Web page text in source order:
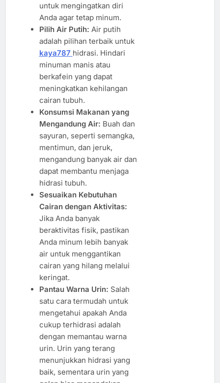
untuk mengingatkan diri
Anda agar tetap minum.
Pilih Air Putih: Air putih
adalah pilihan terbaik untuk
kaya787 hidrasi. Hindari
minuman manis atau
berkafein yang dapat
meningkatkan kehilangan
cairan tubuh.
Konsumsi Makanan yang
Mengandung Air: Buah dan
sayuran, seperti semangka,
mentimun, dan jeruk,
mengandung banyak air dan
dapat membantu menjaga
hidrasi tubuh.
Sesuaikan Kebutuhan
Cairan dengan Aktivitas:
Jika Anda banyak
beraktivitas fisik, pastikan
Anda minum lebih banyak
air untuk menggantikan
cairan yang hilang melalui
keringat.
Pantau Warna Urin: Salah
satu cara termudah untuk
mengetahui apakah Anda
cukup terhidrasi adalah
dengan memantau warna
urin. Urin yang terang
menunjukkan hidrasi yang
baik, sementara urin yang